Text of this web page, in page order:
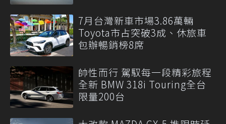
7月台灣新車市場3.86萬輛
Toyota市占突破3成、休旅車
包辦暢銷榜8席
帥性而行 駕馭每一段精彩旅程
全新 BMW 318i Touring全台
限量200台